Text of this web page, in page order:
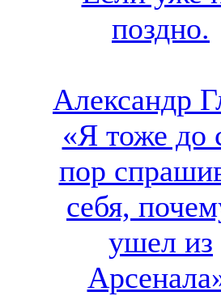
поздно.
Александр
«Я тоже до
пор
себя,
ушел из